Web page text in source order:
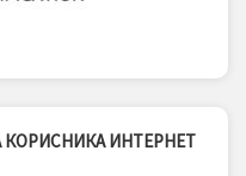
ИНТЕРНЕТ